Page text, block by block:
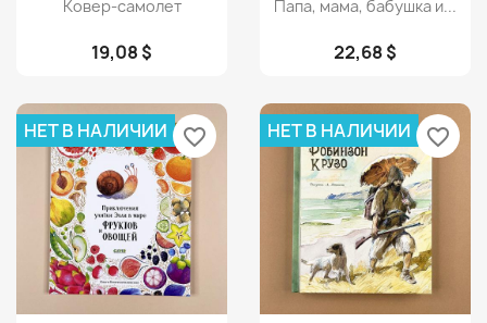
Ковер-самолет
19,08 $
Папа, мама, бабушка и...
22,68 $
НЕТ В НАЛИЧИИ favorite_border НЕТ В НАЛИЧИИ favorite_border